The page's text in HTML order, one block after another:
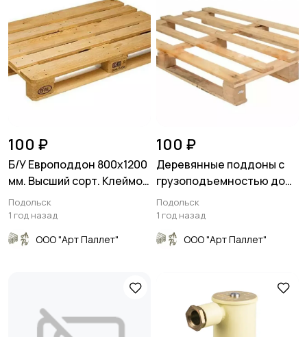
100 ₽
Б/У Европоддон 800х1200
мм. Высший сорт. Клеймо
EUR/EPAL
Подольск
1 год назад
ООО "Арт Паллет"
100 ₽
Деревянные поддоны с
грузоподъемностью до
500 кг
Подольск
1 год назад
ООО "Арт Паллет"